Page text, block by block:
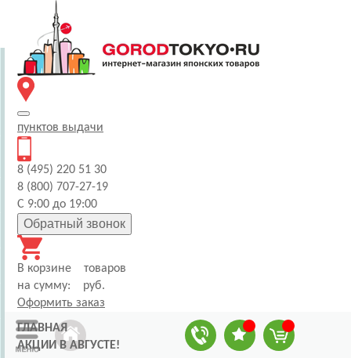
пунктов выдачи
8 (495) 220 51 30
8 (800) 707-27-19
С 9:00 до 19:00
Обратный звонок
В корзине
товаров
на сумму:
руб.
Оформить заказ
ГЛАВНАЯ
АКЦИИ В АВГУСТЕ!